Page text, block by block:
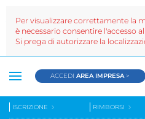
ACCEDIAREA IMPRESA >
ISCRIZIONE RIMBORSI
Per visualizzare correttamente la
è necessario consentire l'accesso
Si prega di autorizzare la